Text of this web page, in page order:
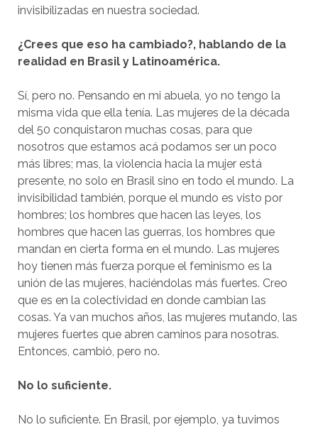
invisibilizadas en nuestra sociedad.
¿Crees que eso ha cambiado?, hablando de la
realidad en Brasil y Latinoamérica.
Sí, pero no. Pensando en mi abuela, yo no tengo la
misma vida que ella tenía. Las mujeres de la década
del 50 conquistaron muchas cosas, para que
nosotros que estamos acá podamos ser un poco
más libres; mas, la violencia hacia la mujer está
presente, no solo en Brasil sino en todo el mundo. La
invisibilidad también, porque el mundo es visto por
hombres; los hombres que hacen las leyes, los
hombres que hacen las guerras, los hombres que
mandan en cierta forma en el mundo. Las mujeres
hoy tienen más fuerza porque el feminismo es la
unión de las mujeres, haciéndolas más fuertes. Creo
que es en la colectividad en donde cambian las
cosas. Ya van muchos años, las mujeres mutando, las
mujeres fuertes que abren caminos para nosotras.
Entonces, cambió, pero no.
No lo suficiente.
No lo suficiente. En Brasil, por ejemplo, ya tuvimos